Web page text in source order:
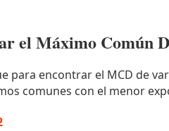
el Máximo Común
para encontrar el MCD de
comunes con el menor